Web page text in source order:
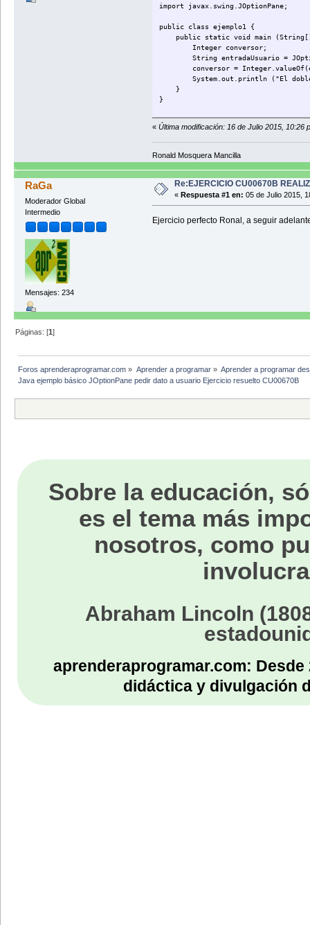
import javax.swing.JOptionPane;
public class ejemplo1 {
public static void main
Integer conversor;
String entradaUsuario =
conversor =
System.out.println ("El doble
}
}
« Última modificación: 16 de Julio 2015, 10:26
Ronald Mosquera Mancilla
RaGa
Moderador Global
Intermedio
Mensajes: 234
Re:EJERCICIO CU00670B
« Respuesta #1 en: 05 de Julio 2015,
Ejercicio perfecto Ronal, a seguir
Páginas: [1]
Foros aprenderaprogramar.com » Aprender a programar» Aprender a programar
Java ejemplo básico JOptionPane pedir dato a usuario Ejercicio resuelto CU00670B
Sobre la educación,
es el tema más
nosotros, como
Abraham Lincoln
aprenderaprogramar.com:
didáctica y divulgación